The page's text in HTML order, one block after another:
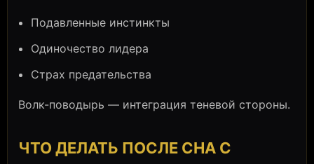
Подавленные инстинкты
Одиночество лидера
Страх предательства
Волк-поводырь — интеграция теневой стороны.
ЧТО ДЕЛАТЬ ПОСЛЕ СНА С